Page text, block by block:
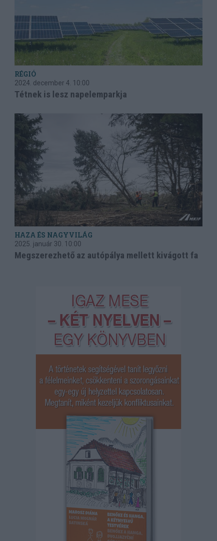
RÉGIÓ
2024. december 4. 10:00
Tétnek is lesz napelemparkja
HAZA ÉS NAGYVILÁG
2025. január 30. 10:00
Megszerezhető az autópálya mellett kivágott fa